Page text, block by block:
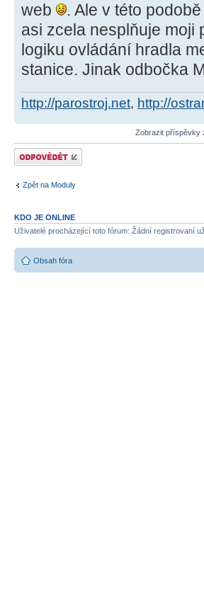
web
. Ale v této
asi zcela nesplňuje moji
logiku ovládání hradla
stanice. Jinak odbočka
http://parostroj.net, http://
Zobrazit příspěvky
Odeslat odpověď
Zpět na Moduly
KDO JE ONLINE
Uživatelé procházející toto fórum: Žádní registrovaní
Obsah fóra